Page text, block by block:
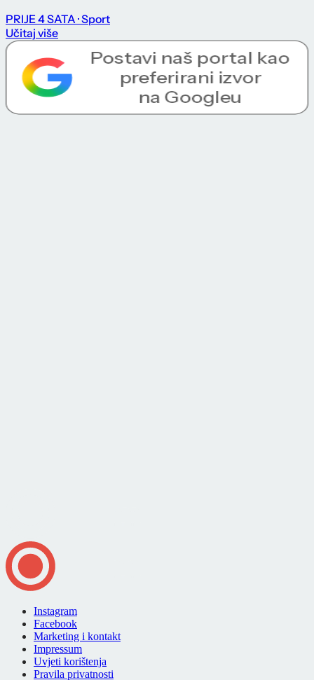
PRIJE 4 SATA · Sport
Učitaj više
Instagram
Facebook
Marketing i kontakt
Impressum
Uvjeti korištenja
Pravila privatnosti